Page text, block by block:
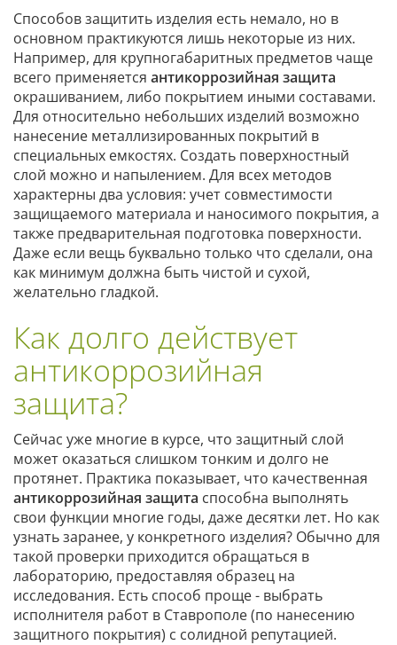
Способов защитить изделия есть немало, но в
основном практикуются лишь некоторые из них.
Например, для крупногабаритных предметов чаще
всего применяется антикоррозийная защита
окрашиванием, либо покрытием иными составами.
Для относительно небольших изделий возможно
нанесение металлизированных покрытий в
специальных емкостях. Создать поверхностный
слой можно и напылением. Для всех методов
характерны два условия: учет совместимости
защищаемого материала и наносимого покрытия, а
также предварительная подготовка поверхности.
Даже если вещь буквально только что сделали, она
как минимум должна быть чистой и сухой,
желательно гладкой.
Как долго действует
антикоррозийная
защита?
Сейчас уже многие в курсе, что защитный слой
может оказаться слишком тонким и долго не
протянет. Практика показывает, что качественная
антикоррозийная защита способна выполнять
свои функции многие годы, даже десятки лет. Но как
узнать заранее, у конкретного изделия? Обычно для
такой проверки приходится обращаться в
лабораторию, предоставляя образец на
исследования. Есть способ проще - выбрать
исполнителя работ в Ставрополе (по нанесению
защитного покрытия) с солидной репутацией.